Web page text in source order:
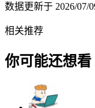
数据更新于 2026/07/
相关推荐
你可能还想看